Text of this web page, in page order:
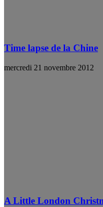
Time lapse de la Chine
mercredi 21 novembre 2012
A Little London